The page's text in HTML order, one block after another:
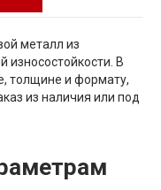
металл из
износостойкости. В
толщине и формату,
из наличия или под